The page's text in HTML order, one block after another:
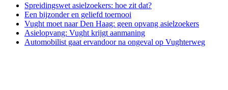
Spreidingswet asielzoekers: hoe zit dat?
Een bijzonder en geliefd toernooi
Vught moet naar Den Haag: geen opvang asielzoekers
Asielopvang: Vught krijgt aanmaning
Automobilist gaat ervandoor na ongeval op Vughterweg